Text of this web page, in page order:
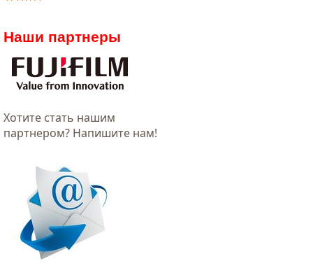
Наши партнеры
Хотитe стать нашим
партнером? Напишите нам!